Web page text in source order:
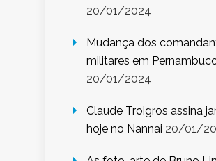
20/01/2024
Mudança dos
militares em
20/01/2024
Claude Troigros assina
hoje no Nannai 20/01/